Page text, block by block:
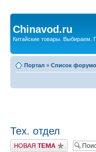
Chinavod.ru
Китайские товары. Выбираем.
Портал » Список
Тех. отдел
Начать новую тему